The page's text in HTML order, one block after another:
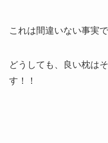
これは間違いない事実
どうしても、良い枕は
す！！